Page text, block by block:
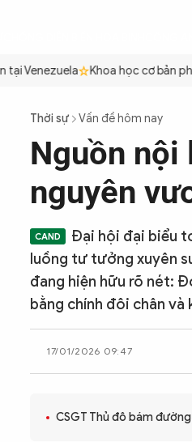
Venezuela Khoa học cơ bản
Thời sự Vấn đề hôm nay
Nguồn nội
nguyên
Đại hội đại biểu
luồng tư tưởng xuyên
đang hiện hữu rõ nét:
bằng chính đôi chân và
17/01/2026 09:47
CSGT Thủ đô bám